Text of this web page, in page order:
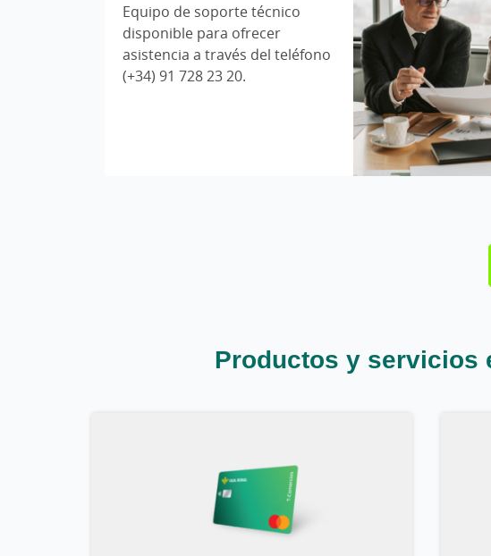
Equipo de soporte técnico
disponible para ofrecer
asistencia a través del teléfono
(+34) 91 728 23 20.
Productos y servicios